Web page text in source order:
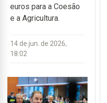
euros para a Coesão
e a Agricultura.
14 de jun. de 2026,
18:02